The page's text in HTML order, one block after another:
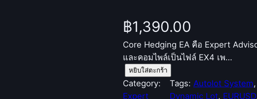
฿1,390.00
Core Hedging EA คือ Expert
และคอมไพล์เป็นไฟล์ EX4 เพ…
จำ
น
ว
หยิบใส่ตะกร้า
Category:
Expert
Tags:Autolot System
Dynamic Lot, EURUSD